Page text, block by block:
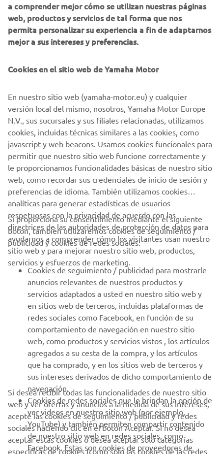
Tenía una Yamaha SR500 y una XS850 de los años 80 y,
aunque estas dos motos pueden servir como excelentes
puntos de partida para construcciones más personalizadas,
la moto actual de mis sueños de Yamaha sería la Ténéré
estupendas y opciones increíbles para una aventura
Nueva Zelanda.
DESCUBRE LA XSR900
CORPORATIVO
PROFESIONALES
MÁS YAMAHA
AYUDA
BOLETÍN DE NOTICIAS
Sé el primero en enterarte de las últimas ofertas, eventos
especiales, novedades
SUSCRÍBETE
a comprender mejor cómo se utilizan nuestras páginas
web, productos y servicios de tal forma que nos
permita personalizar su experiencia a fin de adaptarnos
mejor a sus intereses y preferencias.
Cookies en el sitio web de Yamaha Motor
En nuestro sitio web (yamaha-motor.eu) y cualquier
versión local del mismo, nosotros, Yamaha Motor Europe
N.V., sus sucursales y sus filiales relacionadas, utilizamos
cookies, incluidas técnicas similares a las cookies, como
javascript y web beacons. Usamos cookies funcionales para
permitir que nuestro sitio web funcione correctamente y
le proporcionamos funcionalidades básicas de nuestro sitio
web, como recordar sus credenciales de inicio de sesión y
preferencias de idioma. También utilizamos cookies
analíticas para generar estadísticas de usuarios
respetuosas con la privacidad de acuerdo con las
directrices de las autoridades de protección de datos para
ayudarnos a comprender cómo los visitantes usan nuestro
sitio web y para mejorar nuestro sitio web, productos,
servicios y esfuerzos de marketing.
Si proporciona su consentimiento mediante el siguiente
botón, también utilizaremos cookies de seguimiento /
publicidad y cookies de redes sociales:
Cookies de seguimiento / publicidad para mostrarle
anuncios relevantes de nuestros productos y
servicios adaptados a usted en nuestro sitio web y
en sitios web de terceros, incluidas plataformas de
redes sociales como Facebook, en función de su
comportamiento de navegación en nuestro sitio
web, como productos y servicios vistos , los artículos
agregados a su cesta de la compra, y los artículos
que ha comprado, y en los sitios web de terceros y
sus intereses derivados de dicho comportamiento de
navegación.
Cookies de redes sociales que le brindan la opción de
ver videos en nuestro sitio web (por ejemplo,
YouTube) y también permiten compartir contenido
de nuestro sitio web en redes sociales, como
Facebook. Estas son cookies de proveedores de
Si desea recibir todas las funcionalidades de nuestro sitio
web y ver ofertas y anuncios a la medida de sus intereses,
acepte las cookies de seguimiento / publicidad y redes
sociales haciendo clic en el botón Aceptar. Si no desea
aceptar estas cookies o desea aceptar solo categorías
específicas de cookies (como solo las cookies de las redes